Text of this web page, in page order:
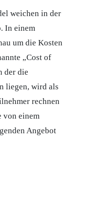
weichen in der
In einem
um die Kosten
„Cost of
der die
liegen, wird als
rechnen
von einem
Angebot